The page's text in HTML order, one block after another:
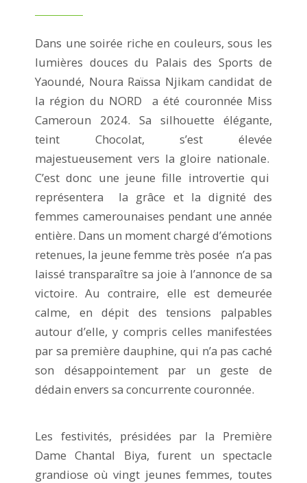
Dans une soirée riche en couleurs, sous les
lumières douces du Palais des Sports de
Yaoundé, Noura Raïssa Njikam candidat de
la région du NORD a été couronnée Miss
Cameroun 2024. Sa silhouette élégante,
teint Chocolat, s’est élevée
majestueusement vers la gloire nationale.
C’est donc une jeune fille introvertie qui
représentera la grâce et la dignité des
femmes camerounaises pendant une année
entière. Dans un moment chargé d’émotions
retenues, la jeune femme très posée n’a pas
laissé transparaître sa joie à l’annonce de sa
victoire. Au contraire, elle est demeurée
calme, en dépit des tensions palpables
autour d’elle, y compris celles manifestées
par sa première dauphine, qui n’a pas caché
son désappointement par un geste de
dédain envers sa concurrente couronnée.
Les festivités, présidées par la Première
Dame Chantal Biya, furent un spectacle
grandiose où vingt jeunes femmes, toutes